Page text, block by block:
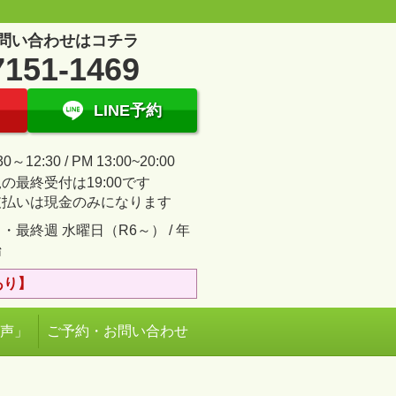
い合わせはコチラ
1469
LINE予約
～12:30 / PM 13:00~20:00
最終受付は19:00です
いは現金のみになります
最終週 水曜日（R6～） / 年
】
」 ご予約・お問い合わせ